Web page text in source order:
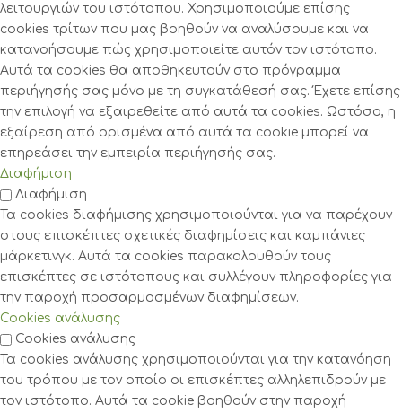
λειτουργιών του ιστότοπου. Χρησιμοποιούμε επίσης
cookies τρίτων που μας βοηθούν να αναλύσουμε και να
κατανοήσουμε πώς χρησιμοποιείτε αυτόν τον ιστότοπο.
Αυτά τα cookies θα αποθηκευτούν στο πρόγραμμα
περιήγησής σας μόνο με τη συγκατάθεσή σας. Έχετε επίσης
την επιλογή να εξαιρεθείτε από αυτά τα cookies. Ωστόσο, η
εξαίρεση από ορισμένα από αυτά τα cookie μπορεί να
επηρεάσει την εμπειρία περιήγησής σας.
Διαφήμιση
Διαφήμιση
Τα cookies διαφήμισης χρησιμοποιούνται για να παρέχουν
στους επισκέπτες σχετικές διαφημίσεις και καμπάνιες
μάρκετινγκ. Αυτά τα cookies παρακολουθούν τους
επισκέπτες σε ιστότοπους και συλλέγουν πληροφορίες για
την παροχή προσαρμοσμένων διαφημίσεων.
Cookies ανάλυσης
Cookies ανάλυσης
Τα cookies ανάλυσης χρησιμοποιούνται για την κατανόηση
του τρόπου με τον οποίο οι επισκέπτες αλληλεπιδρούν με
τον ιστότοπο. Αυτά τα cookie βοηθούν στην παροχή